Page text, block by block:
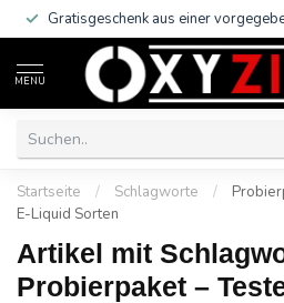
Gratisgeschenk aus einer
MENU
Startseite / Schlagworte /
E-Liquid Sorten
Artikel mit
Probierpaket –